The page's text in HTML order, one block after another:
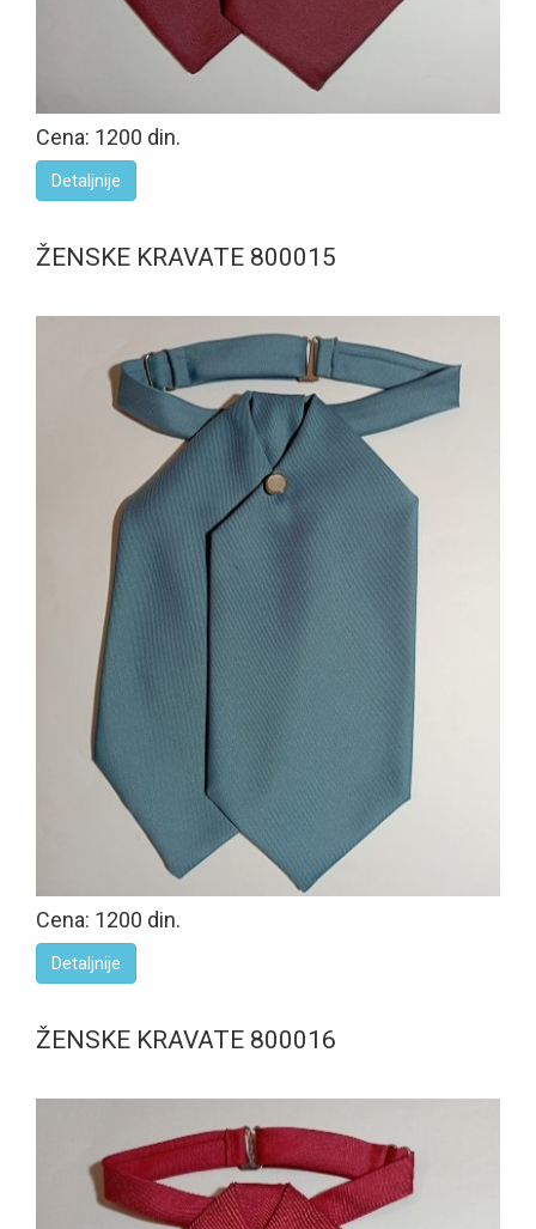
Cena: 1200 din.
Detaljnije
ŽENSKE KRAVATE 800015
Cena: 1200 din.
Detaljnije
ŽENSKE KRAVATE 800016